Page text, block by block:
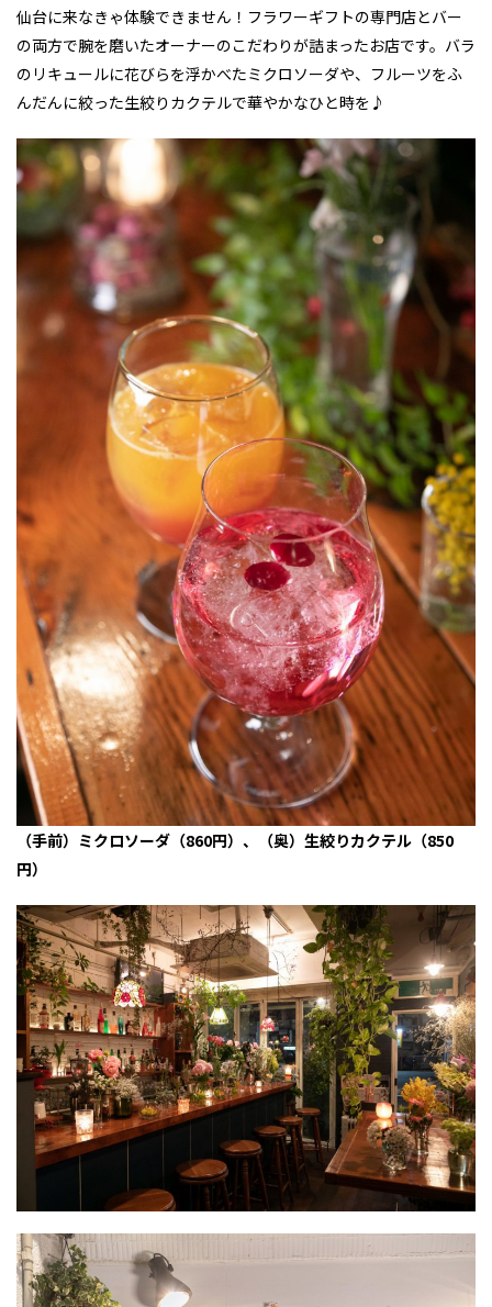
仙台に来なきゃ体験できません！フラワーギフトの専門店とバー
の両方で腕を磨いたオーナーのこだわりが詰まったお店です。バラ
のリキュールに花びらを浮かべたミクロソーダや、フルーツをふ
んだんに絞った生絞りカクテルで華やかなひと時を♪
（手前）ミクロソーダ（860円）、（奥）生絞りカクテル（850
円）